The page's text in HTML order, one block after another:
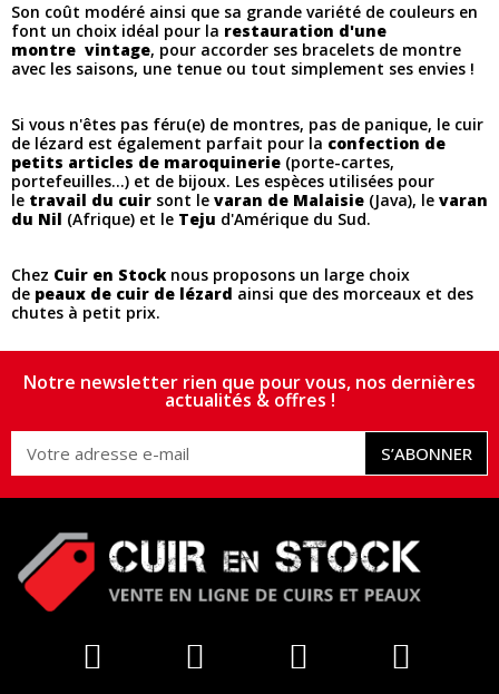
Son coût modéré ainsi que sa grande variété de couleurs en
font un choix idéal pour la restauration d'une
montre vintage, pour accorder ses bracelets de montre
avec les saisons, une tenue ou tout simplement ses envies !
Si vous n'êtes pas féru(e) de montres, pas de panique, le cuir
de lézard est également parfait pour la confection de
petits articles de maroquinerie (porte-cartes,
portefeuilles...) et de bijoux. Les espèces utilisées pour
le travail du cuir sont le varan de Malaisie (Java), le varan
du Nil (Afrique) et le Teju d'Amérique du Sud.
Chez Cuir en Stocknous proposons un large choix
de peaux de cuir de lézard ainsi que des morceaux et des
chutes à petit prix.
Notre newsletter rien que pour vous, nos dernières
actualités & offres !
S’ABONNER